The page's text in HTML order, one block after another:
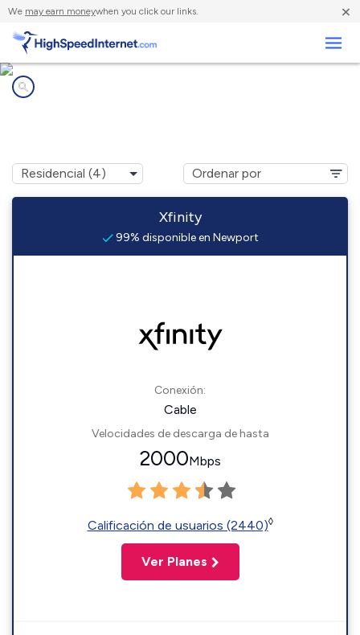
We may earn moneywhen you click our links. ×
Xfinity
99% disponible en Newport
Conexión:
Cable
Velocidades de descarga de hasta
2000Mbps
Calificación de usuarios (2440)◊
Ver Planes